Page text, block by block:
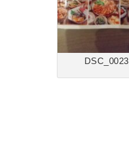
DSC_0023